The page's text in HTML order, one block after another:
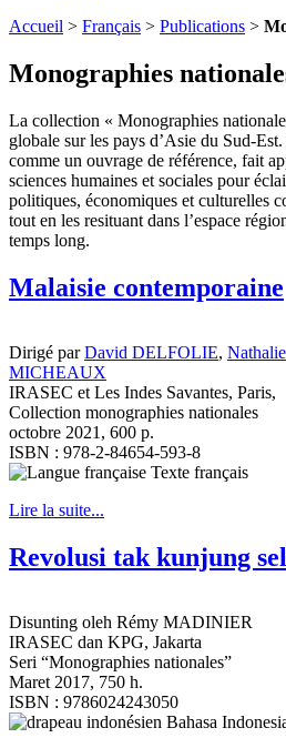
Accueil > Français > Publications >
Monographies
La collection « Monographies
globale sur les pays d’Asie du Sud-
comme un ouvrage de référence, fait
sciences humaines et sociales pour
politiques, économiques et culturelles
tout en les resituant dans l’espace
temps long.
Malaisie contemporaine
Dirigé parDavid DELFOLIE,
MICHEAUX
IRASEC et Les Indes Savantes, Paris,
Collection monographies nationales
octobre 2021, 600 p.
ISBN : 978-2-84654-593-8
Texte français
Lire la suite...
Revolusi tak kunjung
Disunting oleh Rémy MADINIER
IRASEC dan KPG, Jakarta
Seri “Monographies nationales”
Maret 2017, 750 h.
ISBN : 9786024243050
Bahasa